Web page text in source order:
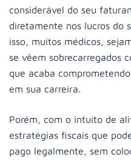
considerável do seu
diretamente nos lucros do
isso, muitos médicos,
se vêem sobrecarregados
que acaba
em sua carreira.
Porém, com o intuito de
estratégias fiscais que
pago legalmente, sem